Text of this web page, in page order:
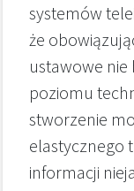
systemów
że
ustawowe
poziomu
stworzenie
elastycznego
informacji